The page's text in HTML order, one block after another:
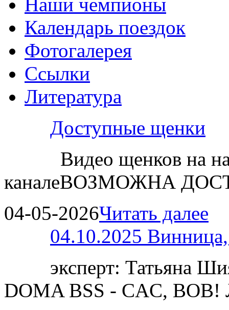
Наши чемпионы
Календарь поездок
Фотогалерея
Ссылки
Литература
Доступные щенки
Видео щенков на
каналеВОЗМОЖНА
04-05-2026Читать далее
04.10.2025
эксперт: Татьяна
DOMA BSS - CAC,